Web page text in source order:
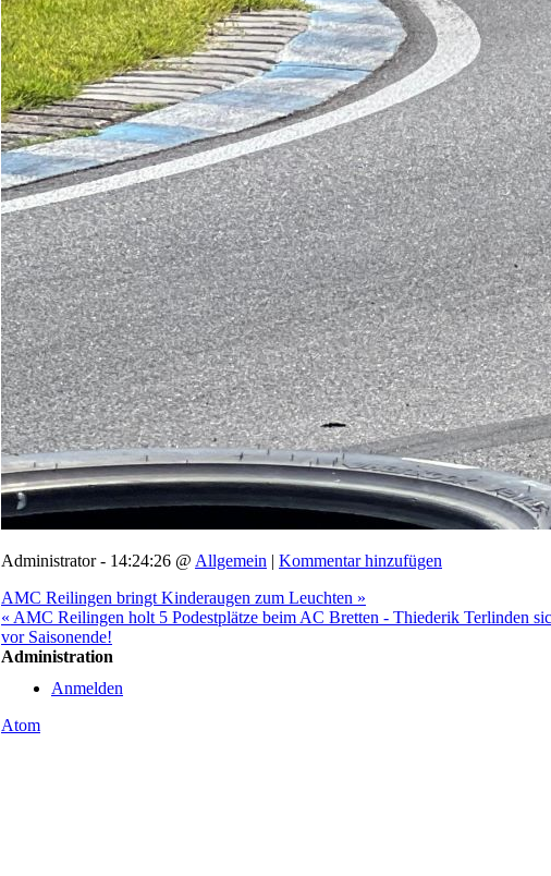
Administrator - 14:24:26 @ Allgemein | Kommentar hinzufügen
AMC Reilingen bringt Kinderaugen zum Leuchten »
« AMC Reilingen holt 5 Podestplätze beim AC Bretten - Thiederik Terlinden
vor Saisonende!
Administration
Anmelden
Atom